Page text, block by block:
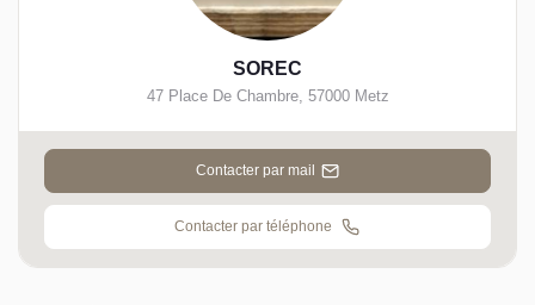
SOREC
47 Place De Chambre, 57000 Metz
Contacter par mail
Contacter par téléphone